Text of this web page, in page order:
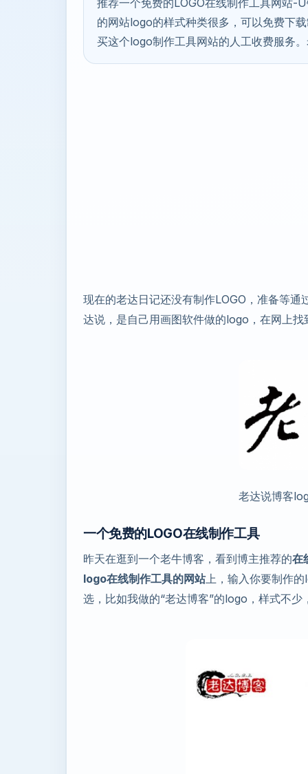
推荐一个免费的LOGO在线制作工具网站-
的网站logo的样式种类很多，可以免费下
买这个logo制作工具网站的人工收费服务
现在的老达日记还没有制作LOGO，准备等
达说，是自己用画图软件做的logo，在网上
老达说博客
一个免费的LOGO在线制作工具
昨天在逛到一个老牛博客，看到博主推荐的在
logo在线制作工具的网站上，输入你要制作
选，比如我做的“老达博客”的logo，样式不少